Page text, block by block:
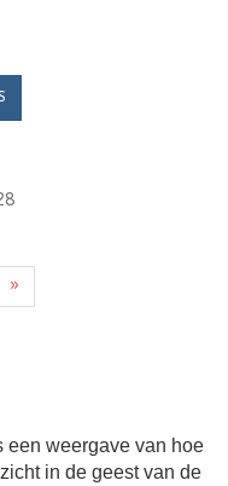
»
een weergave van hoe
in de geest van de